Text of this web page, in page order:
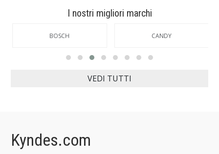
Kyndes.com
I nostri migliori marchi
BOSCH CANDY
VEDI TUTTI